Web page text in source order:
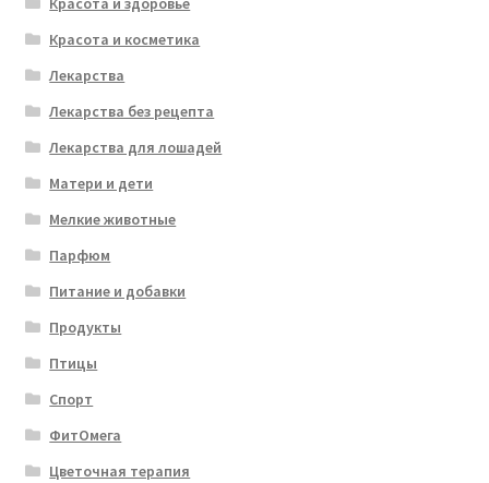
Красота и косметика
Лекарства
Лекарства без рецепта
Лекарства для лошадей
Матери и дети
Мелкие животные
Парфюм
Питание и добавки
Продукты
Птицы
Спорт
ФитОмега
Цветочная терапия